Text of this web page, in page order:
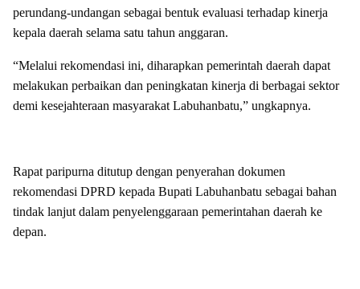
perundang-undangan sebagai bentuk evaluasi terhadap kinerja
kepala daerah selama satu tahun anggaran.
“Melalui rekomendasi ini, diharapkan pemerintah daerah dapat
melakukan perbaikan dan peningkatan kinerja di berbagai sektor
demi kesejahteraan masyarakat Labuhanbatu,” ungkapnya.
Rapat paripurna ditutup dengan penyerahan dokumen
rekomendasi DPRD kepada Bupati Labuhanbatu sebagai bahan
tindak lanjut dalam penyelenggaraan pemerintahan daerah ke
depan.